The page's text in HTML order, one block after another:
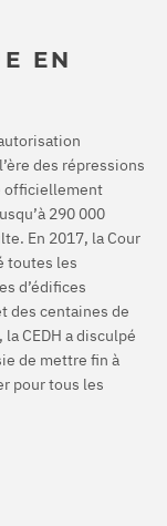
EN
des répressions
officiellement
290 000
En 2017, la Cour
toutes les
d’édifices
des centaines de
CEDH a disculpé
de mettre fin à
pour tous les